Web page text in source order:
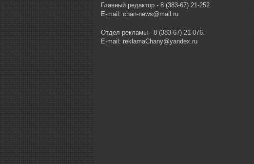
Главный редактор - 8 (383-67) 21-252.
E-mail: chan-news@mail.ru
Отдел рекламы - 8 (383-67) 21-076.
E-mail: reklamaChany@yandex.ru